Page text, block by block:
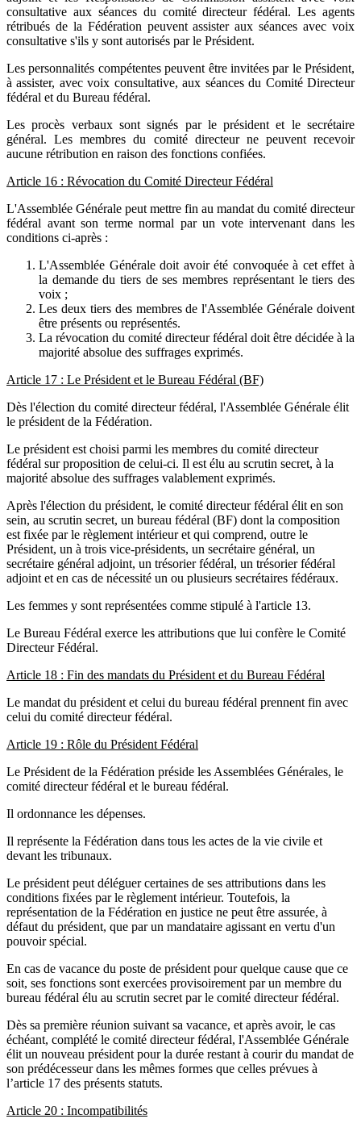
consultative aux séances du comité directeur fédéral. Les agents
rétribués de la Fédération peuvent assister aux séances avec voix
consultative s'ils y sont autorisés par le Président.
Les personnalités compétentes peuvent être invitées par le Président,
à assister, avec voix consultative, aux séances du Comité Directeur
fédéral et du Bureau fédéral.
Les procès verbaux sont signés par le président et le secrétaire
général. Les membres du comité directeur ne peuvent recevoir
aucune rétribution en raison des fonctions confiées.
Article 16 : Révocation du Comité Directeur Fédéral
L'Assemblée Générale peut mettre fin au mandat du comité directeur
fédéral avant son terme normal par un vote intervenant dans les
conditions ci-après :
L'Assemblée Générale doit avoir été convoquée à cet effet à
la demande du tiers de ses membres représentant le tiers des
voix ;
Les deux tiers des membres de l'Assemblée Générale doivent
être présents ou représentés.
La révocation du comité directeur fédéral doit être décidée à la
majorité absolue des suffrages exprimés.
Article 17 : Le Président et le Bureau Fédéral (BF)
Dès l'élection du comité directeur fédéral, l'Assemblée Générale élit
le président de la Fédération.
Le président est choisi parmi les membres du comité directeur
fédéral sur proposition de celui-ci. Il est élu au scrutin secret, à la
majorité absolue des suffrages valablement exprimés.
Après l'élection du président, le comité directeur fédéral élit en son
sein, au scrutin secret, un bureau fédéral (BF) dont la composition
est fixée par le règlement intérieur et qui comprend, outre le
Président, un à trois vice-présidents, un secrétaire général, un
secrétaire général adjoint, un trésorier fédéral, un trésorier fédéral
adjoint et en cas de nécessité un ou plusieurs secrétaires fédéraux.
Les femmes y sont représentées comme stipulé à l'article 13.
Le Bureau Fédéral exerce les attributions que lui confère le Comité
Directeur Fédéral.
Article 18 : Fin des mandats du Président et du Bureau Fédéral
Le mandat du président et celui du bureau fédéral prennent fin avec
celui du comité directeur fédéral.
Article 19 : Rôle du Président Fédéral
Le Président de la Fédération préside les Assemblées Générales, le
comité directeur fédéral et le bureau fédéral.
Il ordonnance les dépenses.
Il représente la Fédération dans tous les actes de la vie civile et
devant les tribunaux.
Le président peut déléguer certaines de ses attributions dans les
conditions fixées par le règlement intérieur. Toutefois, la
représentation de la Fédération en justice ne peut être assurée, à
défaut du président, que par un mandataire agissant en vertu d'un
pouvoir spécial.
En cas de vacance du poste de président pour quelque cause que ce
soit, ses fonctions sont exercées provisoirement par un membre du
bureau fédéral élu au scrutin secret par le comité directeur fédéral.
Dès sa première réunion suivant sa vacance, et après avoir, le cas
échéant, complété le comité directeur fédéral, l'Assemblée Générale
élit un nouveau président pour la durée restant à courir du mandat de
son prédécesseur dans les mêmes formes que celles prévues à
l’article 17 des présents statuts.
Article 20 : Incompatibilités